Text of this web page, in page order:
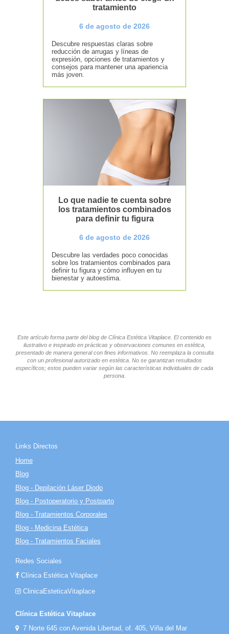
tratamiento
6 de agosto de 2026
Descubre respuestas claras sobre
reducción de arrugas y líneas de
expresión, opciones de tratamientos y
consejos para mantener una apariencia
más joven.
Lo que nadie te cuenta sobre
los tratamientos combinados
para definir tu figura
6 de agosto de 2026
Descubre las verdades poco conocidas
sobre los tratamientos combinados para
definir tu figura y cómo influyen en tu
bienestar y autoestima.
Este artículo forma parte del blog de Clínica Estética Vitaplace. El contenido es
ilustrativo e inspirado en prácticas y observaciones comunes en estética,
presentado de manera general con fines informativos. No reemplaza la consulta
con un profesional autorizado en estética. No se garantizan resultados
específicos; estos pueden variar según las características individuales de cada
persona.
Links Directos
Home
Blog
Blog - Depilación Láser Diodo
Blog - Postoperatorio y Postparto
Blog - Tratamientos Corporales
Blog - Medicina Estética
Blog - Tratamientos Faciales
Redes Sociales
Clínica Estética Vitaplace
ClinicaEsteticaVitaplace
Clínica Estética Vitaplace
7 Norte 645 con Avenida Libertad, of. 405, Viña del Mar